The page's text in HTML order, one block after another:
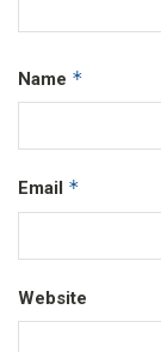
Name *
Email *
Website